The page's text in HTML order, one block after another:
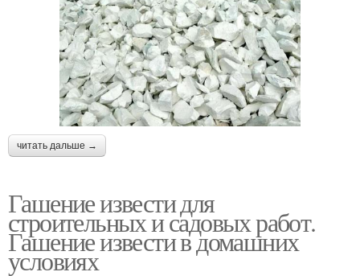
читать дальше →
Гашение извести для
строительных и садовых работ.
Гашение извести в домашних
условиях